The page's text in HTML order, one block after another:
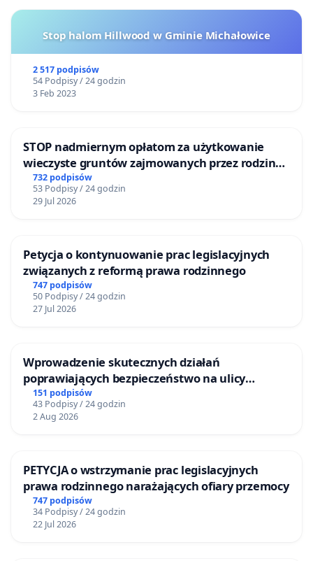
Stop halom Hillwood w Gminie Michałowice
2 517 podpisów
54 Podpisy / 24 godzin
3 Feb 2023
STOP nadmiernym opłatom za użytkowanie
wieczyste gruntów zajmowanych przez rodzinne
ogrody działkowe.
732 podpisów
53 Podpisy / 24 godzin
29 Jul 2026
Petycja o kontynuowanie prac legislacyjnych
związanych z reformą prawa rodzinnego
747 podpisów
50 Podpisy / 24 godzin
27 Jul 2026
Wprowadzenie skutecznych działań
poprawiających bezpieczeństwo na ulicy
Żeromskiego w Otwocku
151 podpisów
43 Podpisy / 24 godzin
2 Aug 2026
PETYCJA o wstrzymanie prac legislacyjnych
prawa rodzinnego narażających ofiary przemocy
747 podpisów
34 Podpisy / 24 godzin
22 Jul 2026